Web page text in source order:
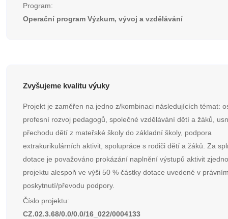
Program:
Operační program Výzkum, vývoj a vzdělávání
Zvyšujeme kvalitu výuky
Projekt je zaměřen na jedno z/kombinaci následujících témat:
profesní rozvoj pedagogů, společné vzdělávání dětí a žáků,
přechodu dětí z mateřské školy do základní školy, podpora
extrakurikulárních aktivit, spolupráce s rodiči dětí a žáků. Za
dotace je považováno prokázání naplnění výstupů aktivit
projektu alespoň ve výši 50 % částky dotace uvedené v
poskytnutí/převodu podpory.
Číslo projektu:
CZ.02.3.68/0.0/0.0/16_022/0004133